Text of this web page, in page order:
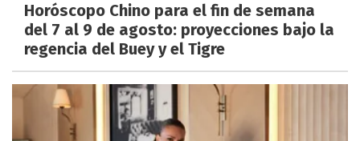
Horóscopo Chino para el fin de semana
del 7 al 9 de agosto: proyecciones bajo la
regencia del Buey y el Tigre